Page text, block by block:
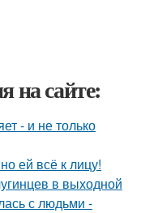
на сайте:
- и не только
ей всё к лицу!
в выходной
с людьми -